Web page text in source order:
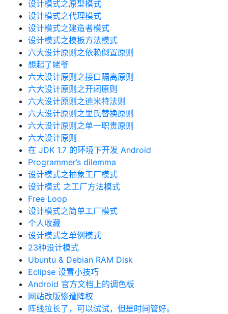
设计模式之原型模式
设计模式之代理模式
设计模式之建造者模式
设计模式之模板方法模式
六大设计原则之依赖倒置原则
想起了姥爷
六大设计原则之接口隔离原则
六大设计原则之开闭原则
六大设计原则之迪米特法则
六大设计原则之里氏替换原则
六大设计原则之单一职责原则
六大设计原则
在 JDK 1.7 的环境下开发 Android
Programmer’s dilemma
设计模式之抽象工厂模式
设计模式 之工厂方法模式
Free Loop
设计模式之简单工厂模式
个人收藏
设计模式之单例模式
23种设计模式
Ubuntu & Debian RAM Disk
Eclipse 设置小技巧
Android 官方文档上的调色板
网站改版惨遭降权
阵线拉长了，可以试试，但是时间管好。